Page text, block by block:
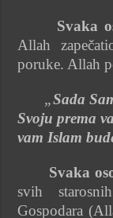
Svaka
Allah
poruke. Allah
„Sada
Svoju prema
vam Islam
Svaka
svih
Gospodara